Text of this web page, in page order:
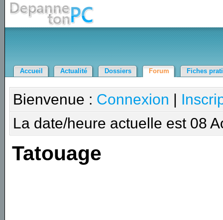
Accueil Actualité Dossiers Forum Fiches
Bienvenue : Connexion |
La date/heure actuelle est 08
Tatouage